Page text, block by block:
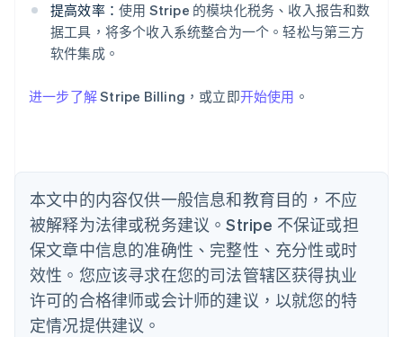
提高效率： 使用 Stripe 的模块化税务、收入报告和数
据工具，将多个收入系统整合为一个。轻松与第三方
软件集成。
进一步了解Stripe Billing，或立即开始使用 。
本文中的内容仅供一般信息和教育目的，不应
被解释为法律或税务建议。Stripe 不保证或担
保文章中信息的准确性、完整性、充分性或时
效性。您应该寻求在您的司法管辖区获得执业
许可的合格律师或会计师的建议，以就您的特
定情况提供建议。
澳大利亚
English
巴西
English
English
丹麦
English
德国
DeutschEnglish
法国
FrançaisEnglish
芬兰
EnglishSvenska